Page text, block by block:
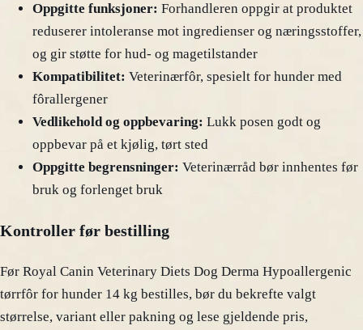
Oppgitte funksjoner: Forhandleren oppgir at produktet
reduserer intoleranse mot ingredienser og næringsstoffer,
og gir støtte for hud- og magetilstander
Kompatibilitet: Veterinærfôr, spesielt for hunder med
fôrallergener
Vedlikehold og oppbevaring: Lukk posen godt og
oppbevar på et kjølig, tørt sted
Oppgitte begrensninger: Veterinærråd bør innhentes før
bruk og forlenget bruk
Kontroller før bestilling
Før Royal Canin Veterinary Diets Dog Derma Hypoallergenic
tørrfôr for hunder 14 kg bestilles, bør du bekrefte valgt
størrelse, variant eller pakning og lese gjeldende pris,